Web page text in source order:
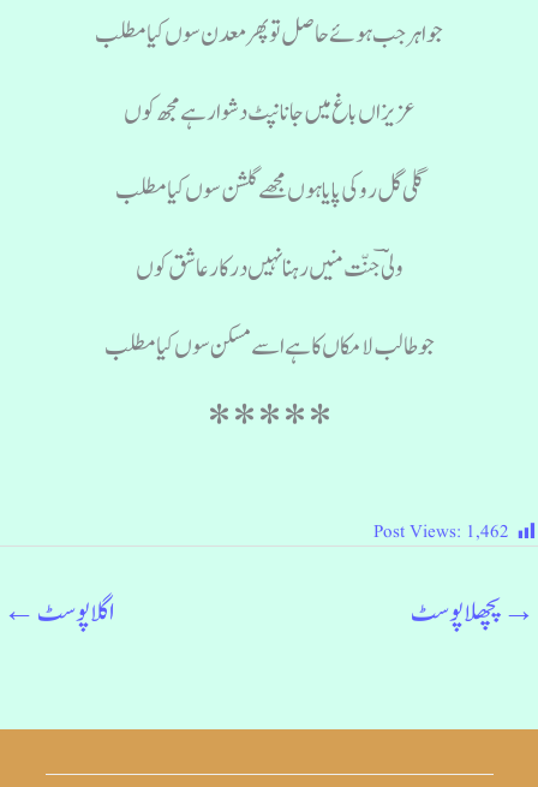
جواہر جب ہوئے حاصل تو پھر معدن سوں کیا مطلب
عزیزاں باغ میں جانا نپٹ دشوار ہے مجھ کوں
گلی گل رو کی پایا ہوں مجھے گلشن سوں کیا مطلب
ولیؔ جنّت منیں رہنا نہیں درکار عاشق کوں
جو طالب لامکاں کا ہے اسے مسکن سوں کیا مطلب
*****
Post Views: 1,462
→پچھلا پوسٹ اگلا پوسٹ←